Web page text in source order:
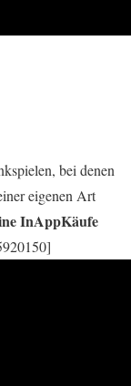
bei denen
eigenen Art
InAppKäufe